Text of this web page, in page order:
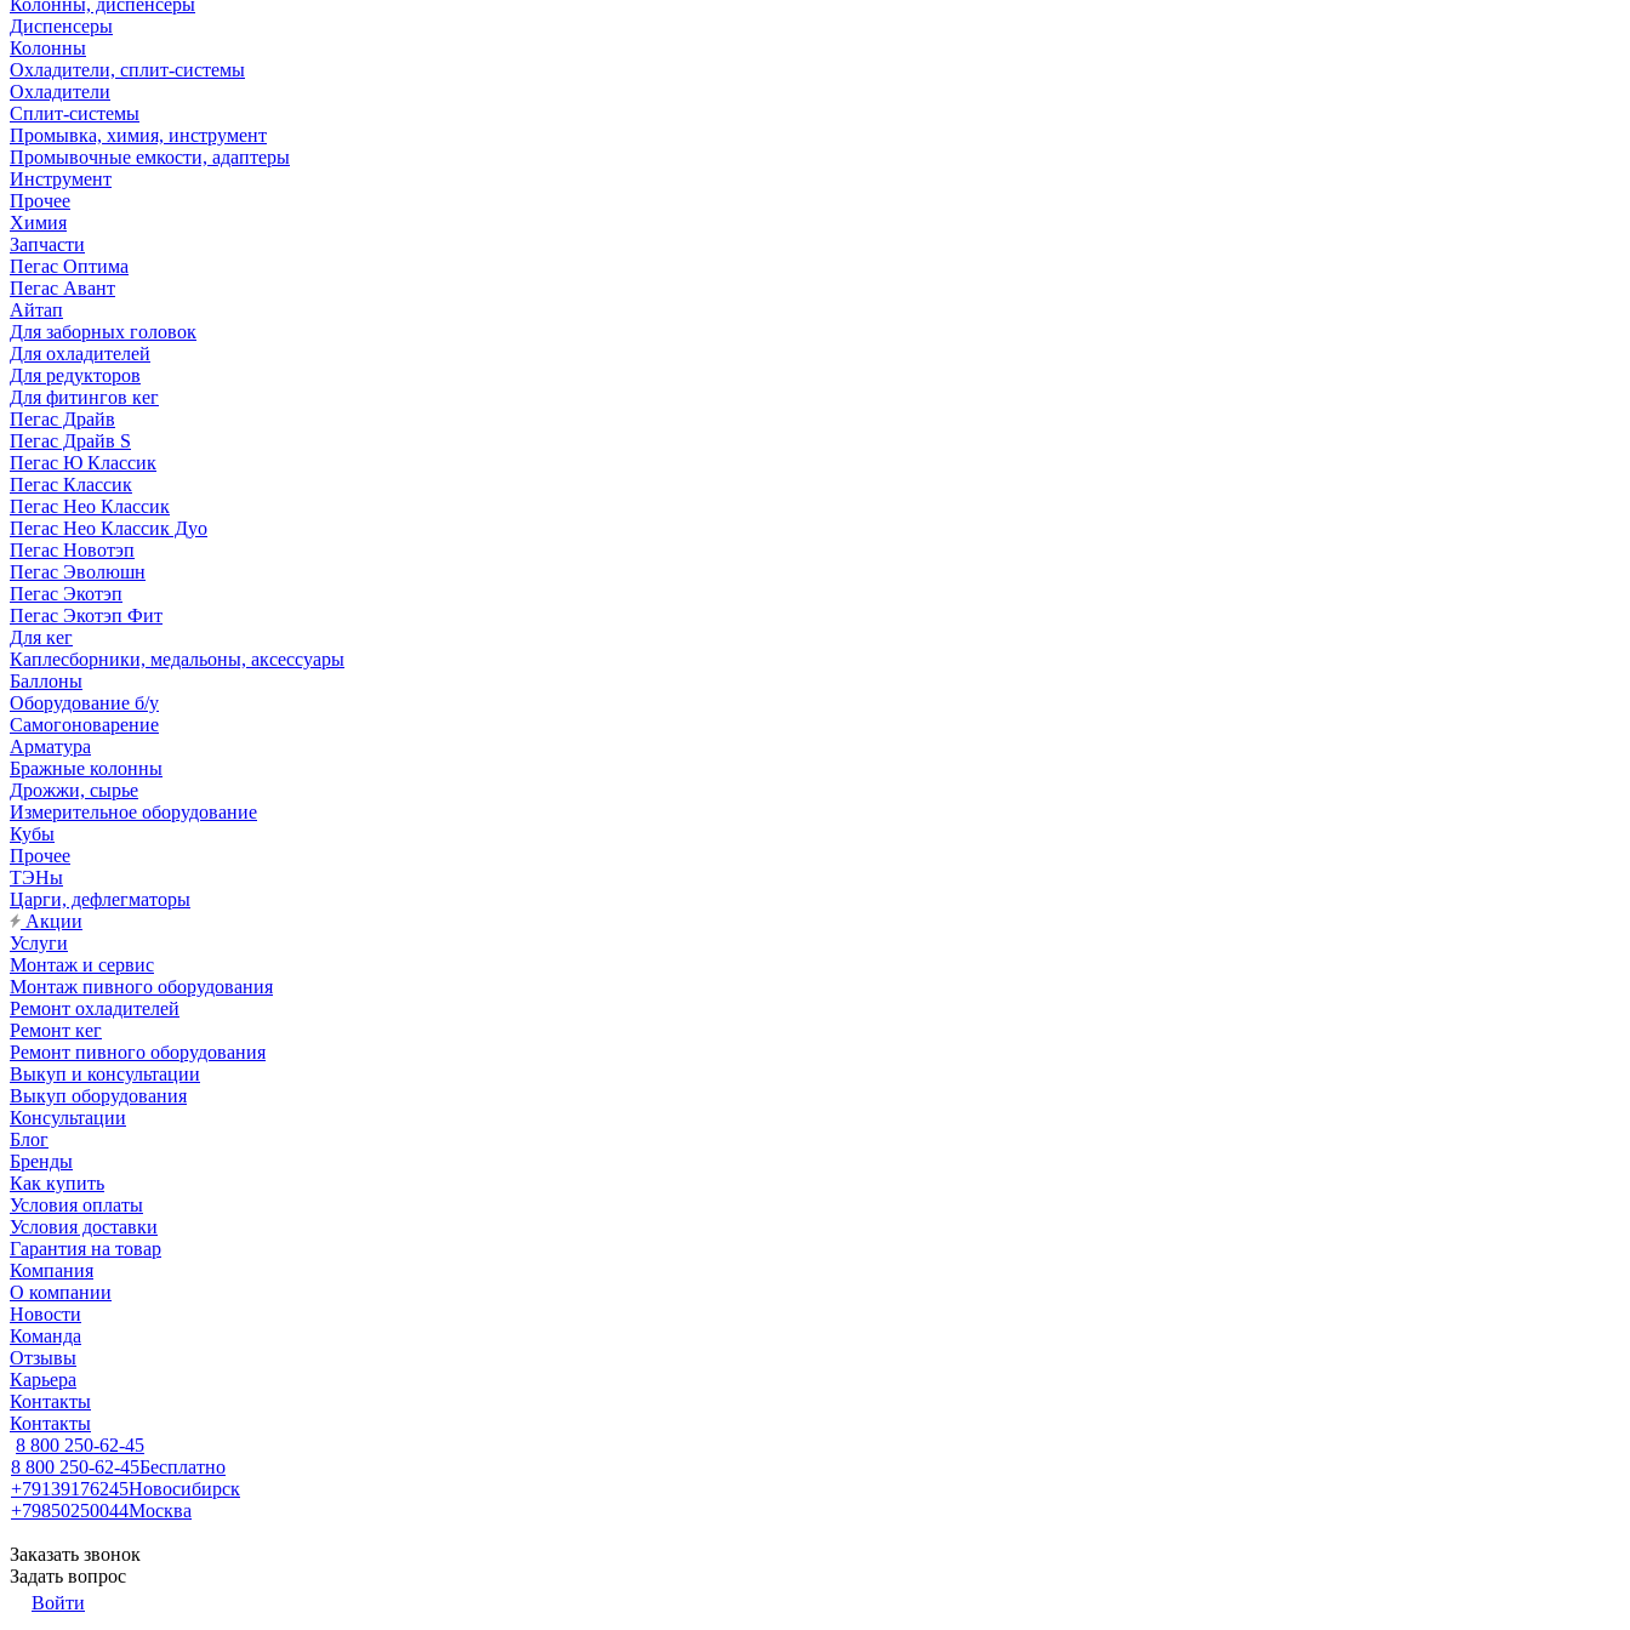
Колонны, диспенсеры
Диспенсеры
Колонны
Охладители, сплит-системы
Охладители
Сплит-системы
Промывка, химия, инструмент
Промывочные емкости, адаптеры
Инструмент
Прочее
Химия
Запчасти
Пегас Оптима
Пегас Авант
Айтап
Для заборных головок
Для охладителей
Для редукторов
Для фитингов кег
Пегас Драйв
Пегас Драйв S
Пегас Ю Классик
Пегас Классик
Пегас Нео Классик
Пегас Нео Классик Дуо
Пегас Новотэп
Пегас Эволюшн
Пегас Экотэп
Пегас Экотэп Фит
Для кег
Каплесборники, медальоны, аксессуары
Баллоны
Оборудование б/у
Самогоноварение
Арматура
Бражные колонны
Дрожжи, сырье
Измерительное оборудование
Кубы
Прочее
ТЭНы
Царги, дефлегматоры
Акции
Услуги
Монтаж и сервис
Монтаж пивного оборудования
Ремонт охладителей
Ремонт кег
Ремонт пивного оборудования
Выкуп и консультации
Выкуп оборудования
Консультации
Блог
Бренды
Как купить
Условия оплаты
Условия доставки
Гарантия на товар
Компания
О компании
Новости
Команда
Отзывы
Карьера
Контакты
Контакты
8 800 250-62-45
8 800 250-62-45Бесплатно
+79139176245Новосибирск
+79850250044Москва
Заказать звонок
Задать вопрос
Войти